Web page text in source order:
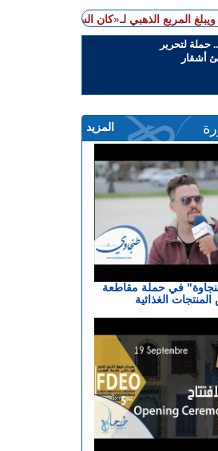
الذهبي لـ«كان السيدات» + شملت طنجة
حملة لتحرير
أشقار
المزيد
في حملة مقاطعة
الغذائية